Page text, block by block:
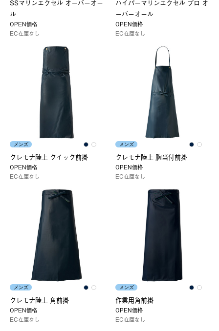
SSマリンエクセル オーバーオー
ル
OPEN価格
EC在庫なし
ハイパーマリンエクセル プロ オ
ーバーオール
OPEN価格
EC在庫なし
メンズ
クレモナ陸上 クイック前掛
OPEN価格
EC在庫なし
メンズ
クレモナ陸上 胸当付前掛
OPEN価格
EC在庫なし
メンズ
クレモナ陸上 角前掛
OPEN価格
EC在庫なし
メンズ
作業用角前掛
OPEN価格
EC在庫なし